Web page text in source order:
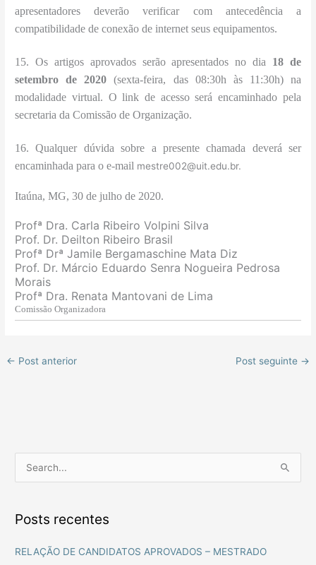
apresentadores deverão verificar com antecedência a
compatibilidade de conexão de internet seus equipamentos.
15. Os artigos aprovados serão apresentados no dia 18 de
setembro de 2020(sexta-feira, das 08:30h às 11:30h) na
modalidade virtual. O link de acesso será encaminhado pela
secretaria da Comissão de Organização.
16. Qualquer dúvida sobre a presente chamada deverá ser
encaminhada para o e-mail mestre002@uit.edu.br.
Itaúna, MG, 30 de julho de 2020.
Profª Dra. Carla Ribeiro Volpini Silva
Prof. Dr. Deilton Ribeiro Brasil
Profª Drª Jamile Bergamaschine Mata Diz
Prof. Dr. Márcio Eduardo Senra Nogueira Pedrosa
Morais
Profª Dra. Renata Mantovani de Lima
Comissão Organizadora
← Post anterior Post seguinte →
q
u
Posts recentes
RELAÇÃO DE CANDIDATOS APROVADOS – MESTRADO